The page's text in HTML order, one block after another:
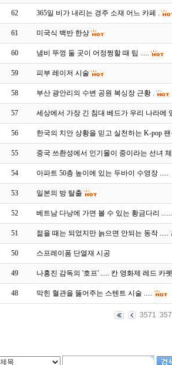
62 365일 비가 내리는 경주 소재 어느 카페 .
61 미국식 백반 한상
60 냄비 뚜껑 둘 곳이 어정쩡할 때 팁 .....
59 피부 레이저 시술
58 부산 광안리의 수변 공원 복싱장 근황 .
57 세상에서 가장 긴 침대 베드가 우리 나라에
56 한국의 치안 상황을 믿고 실천하는 K-pop 팬
55 중국 쓰촨성에서 인기몰이 중이라는 선녀
54 아파트 50층 높이에 있는 두바이 수영장 .....
53 일본의 방 탈출
52 베트남 다낭에 가면 볼 수 있는 황금다리 ......
51 젊을 때는 되었지만 늙으면 안되는 동작 .....
50 스프레이폼 단열재 시공
49 나홍진 감독의 '호프' ..... 칸 영화제 레드 카
48 막힌 혈관을 뚫어주는 스텐트 시술 .....
3571